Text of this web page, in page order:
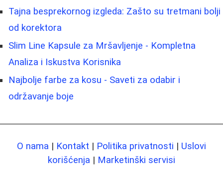
Tajna besprekornog izgleda: Zašto su tretmani bolji
od korektora
Slim Line Kapsule za Mršavljenje - Kompletna
Analiza i Iskustva Korisnika
Najbolje farbe za kosu - Saveti za odabir i
održavanje boje
O nama | Kontakt | Politika privatnosti | Uslovi
korišćenja | Marketinški servisi